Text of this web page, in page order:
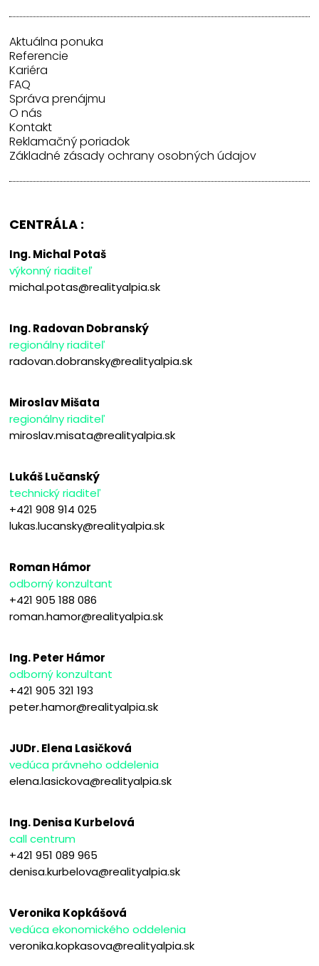
Aktuálna ponuka
Referencie
Kariéra
FAQ
Správa prenájmu
O nás
Kontakt
Reklamačný poriadok
Základné zásady ochrany osobných údajov
CENTRÁLA :
Ing. Michal Potaš
výkonný riaditeľ
michal.potas@realityalpia.sk
Ing. Radovan Dobranský
regionálny riaditeľ
radovan.dobransky@realityalpia.sk
Miroslav Mišata
regionálny riaditeľ
miroslav.misata@realityalpia.sk
Lukáš Lučanský
technický riaditeľ
+421 908 914 025
lukas.lucansky@realityalpia.sk
Roman Hámor
odborný konzultant
+421 905 188 086
roman.hamor@realityalpia.sk
Ing. Peter Hámor
odborný konzultant
+421 905 321 193
peter.hamor@realityalpia.sk
JUDr. Elena Lasičková
vedúca právneho oddelenia
elena.lasickova@realityalpia.sk
Ing. Denisa Kurbelová
call centrum
+421 951 089 965
denisa.kurbelova@realityalpia.sk
Veronika Kopkášová
vedúca ekonomického oddelenia
veronika.kopkasova@realityalpia.sk